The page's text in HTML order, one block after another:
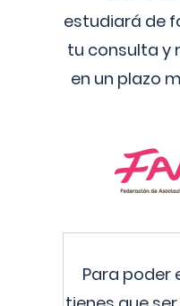
estudiará de
tu consulta y
en un plazo
Para poder